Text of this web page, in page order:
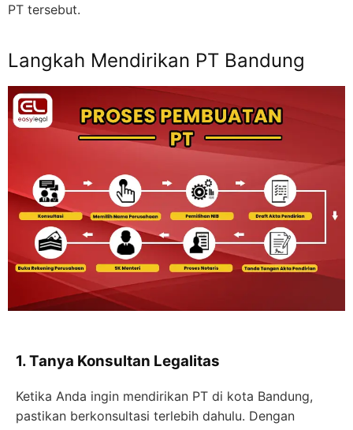
PT tersebut.
Langkah Mendirikan PT Bandung
1. Tanya Konsultan Legalitas
Ketika Anda ingin mendirikan PT di kota Bandung,
pastikan berkonsultasi terlebih dahulu. Dengan